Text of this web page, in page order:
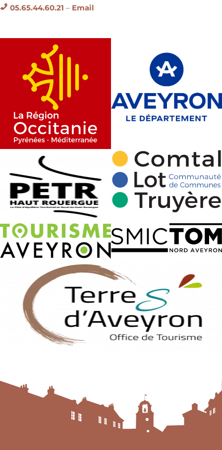
05.65.44.60.21 – Email